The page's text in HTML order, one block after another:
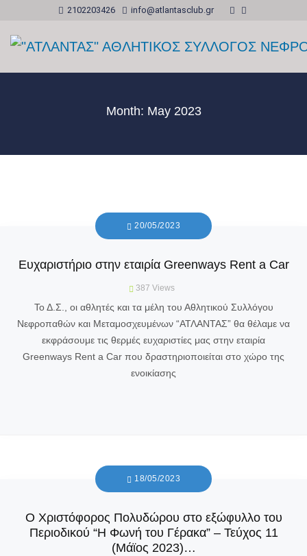
2102203426 info@atlantasclub.gr
Month: May 2023
20/05/2023
Ευχαριστήριο στην εταιρία Greenways Rent a Car
387 Views
Το Δ.Σ., οι αθλητές και τα μέλη του Αθλητικού Συλλόγου
Νεφροπαθών και Μεταμοσχευμένων “ΑΤΛΑΝΤΑΣ” θα θέλαμε να
εκφράσουμε τις θερμές ευχαριστίες μας στην εταιρία
Greenways Rent a Car που δραστηριοποιείται στο χώρο της
ενοικίασης
18/05/2023
O Χριστόφορος Πολυδώρου στο εξώφυλλο του
Περιοδικού “Η Φωνή του Γέρακα” – Τεύχος 11
(Μάϊος 2023)…